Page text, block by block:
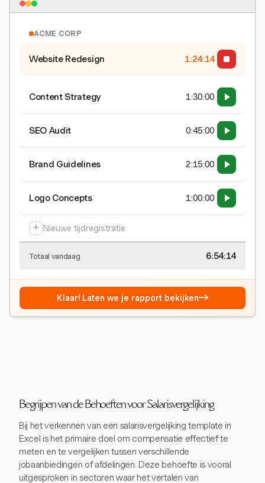
ACME CORP
Website Redesign 1:24:15
Content Strategy 1:30:00
SEO Audit 0:45:00
Brand Guidelines 2:15:00
Logo Concepts 1:00:00
+ Nieuwe tijdregistratie
Totaal vandaag 6:54:15
Klaar! Laten we je rapport bekijken→
Begrijpen van de Behoeften voor Salarisvergelijking
Bij het verkennen van een salarisvergelijking template in
Excel is het primaire doel om compensatie effectief te
meten en te vergelijken tussen verschillende
jobaanbiedingen of afdelingen. Deze behoefte is vooral
uitgesproken in sectoren waar het vertalen van